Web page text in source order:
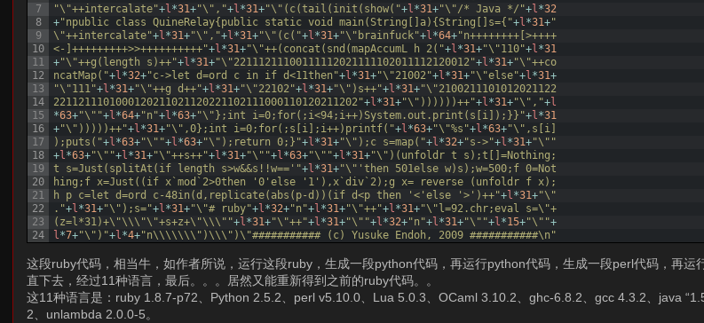
7
8
9
10
11
12
13
14
15
16
17
18
19
20
21
22
23
24
"\"++intercalate"+l*31+"\","+l*31+"\"(c(tail(init(show("+l*31+"\"/* Java */"+l*32
+"npublic class QuineRelay{public static void main(String[]a){String[]s={"+l*31+"
\"++intercalate"+l*31+"\","+l*31+"\"(c("+l*31+"\"brainfuck"+l*64+"n++++++++[>++++
<-]+++++++++>>++++++++++"+l*31+"\"++(concat(snd(mapAccumL h 2("+l*31+"\"110"+l*31
+"\"++g(length s)++"+l*31+"\"22111211100111112021111102011112120012"+l*31+"\"++co
ncatMap("+l*32+"c->let d=ord c in if d<11then"+l*31+"\"21002"+l*31+"\"else"+l*31+
"\"111"+l*31+"\"++g d++"+l*31+"\"22102"+l*31+"\")s++"+l*31+"\"2100211101012021122
2211211101000120211021120221102111000110120211202"+l*31+"\"))))))++"+l*31+"\","+l
*63+"\""+l*64+"n"+l*63+"\"};int i=0;for(;i<94;i++)System.out.print(s[i]);}}"+l*31
+"\")))))++"+l*31+"\",0};int i=0;for(;s[i];i++)printf("+l*63+"\"%s"+l*63+"\",s[i]
);puts("+l*63+"\""+l*63+"\");return 0;}"+l*31+"\");c s=map("+l*32+"s->"+l*31+"\""
+l*63+"\""+l*31+"\"++s++"+l*31+"\""+l*63+"\""+l*31+"\")(unfoldr t s);t[]=Nothing;
t s=Just(splitAt(if length s>w&&s!!w=='"+l*31+"\"'then 501else w)s);w=500;f 0=Not
hing;f x=Just((if x`mod`2>0then '0'else '1'),x`div`2);g x= reverse (unfoldr f x);
h p c=let d=ord c-48in(d,replicate(abs(p-d))(if d<p then '<'else '>')++"+l*31+"\"
."+l*31+"\");s="+l*31+"\"# ruby"+l*32+"n"+l*31+"\"++"+l*31+"\"l=92.chr;eval s=\"+
(z=l*31)+\"\\\"\"+s+z+\"\\\""+l*31+"\"++"+l*31+"\""+l*32+"n"+l*31+"\""+l*15+"\""+
l*7+"\")"+l*4+"n\\\\\\\")\\\")\"########### (c) Yusuke Endoh, 2009 ###########\n"
这段ruby代码，相当牛，如作者所说，运行这段ruby，生成一段python代码，再运行python代码，生成一段perl代码，再运
直下去，经过11种语言，最后。。。居然又能重新得到之前的ruby代码。。
这11种语言是：ruby 1.8.7-p72、Python 2.5.2、perl v5.10.0、Lua 5.0.3、OCaml 3.10.2、ghc-6.8.2、gcc 4.3.2、java
2、unlambda 2.0.0-5。